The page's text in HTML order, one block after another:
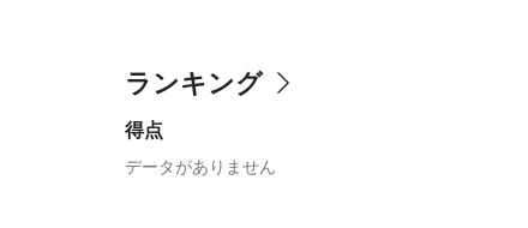
ランキング
得点
データがありません